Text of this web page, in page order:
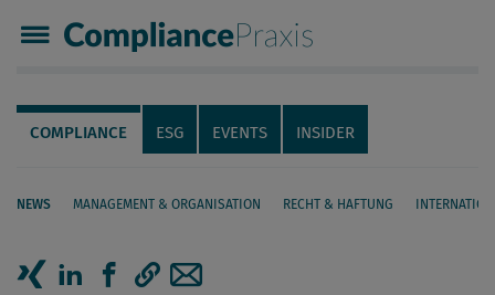
Compliance Praxis
Servicenavigation
Navigation
COMPLIANCE ESG EVENTS INSIDER
NEWS MANAGEMENT & ORGANISATION RECHT & HAFTUNG
Seiteninhalt